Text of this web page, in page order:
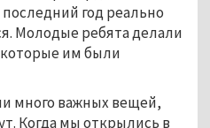
год реально
Молодые ребята делали
им были
много важных вещей,
Когда мы открылись в